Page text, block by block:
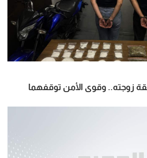
زوجته.. وقوى الأمن توقفهما